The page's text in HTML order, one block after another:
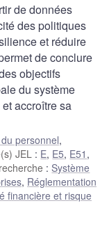
de données
des politiques
et réduire
de conclure
objectifs
du système
accroître sa
personnel,
JEL : E, E5, E51 ,
: Système
, Réglementation
financière et risque